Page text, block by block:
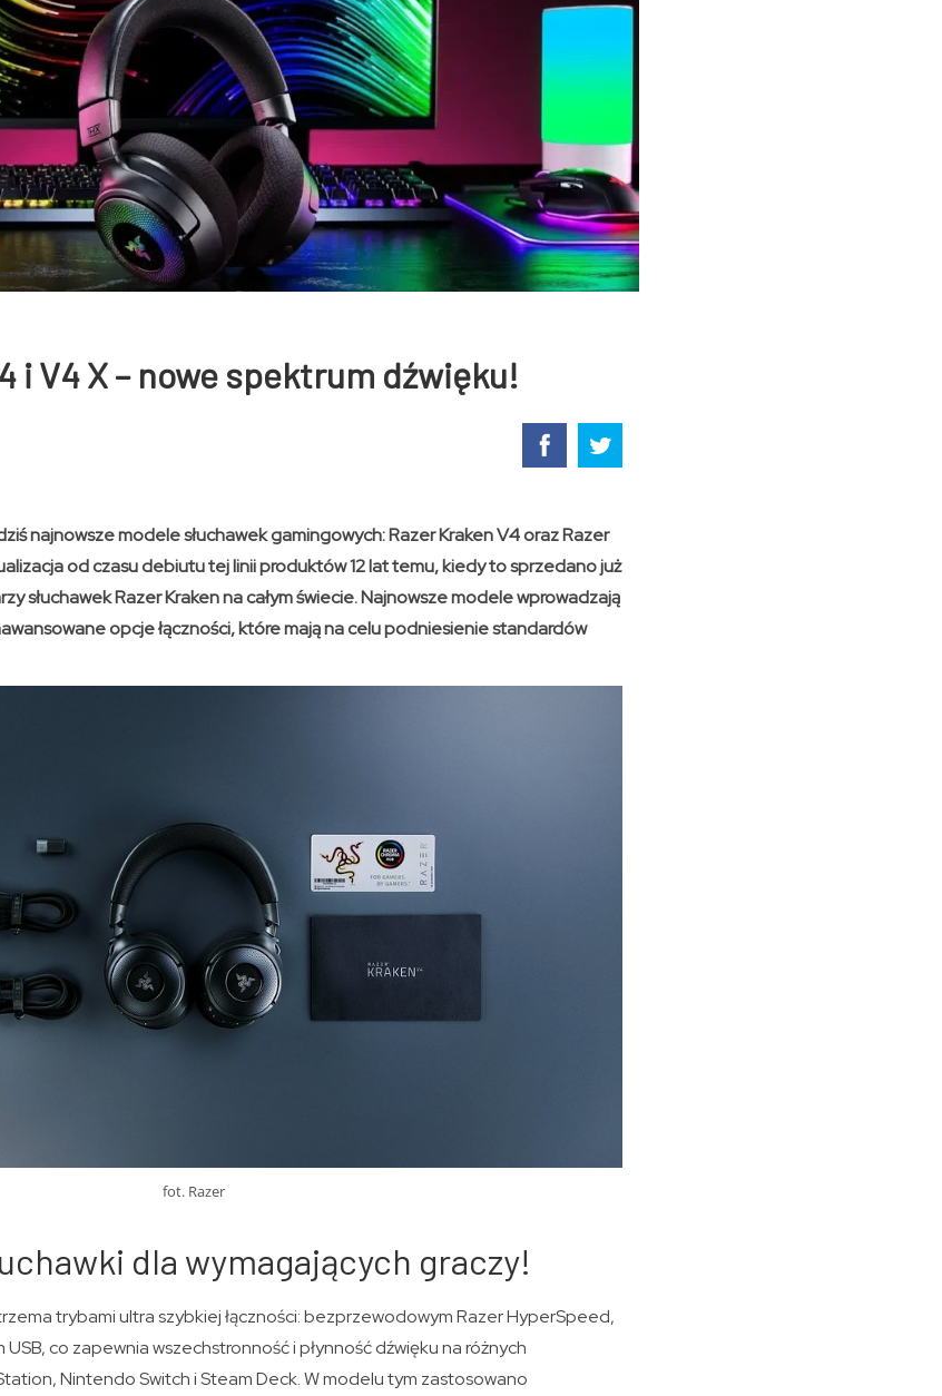
i V4 X – nowe spektrum dźwięku!
najnowsze modele słuchawek gamingowych: Razer Kraken V4 oraz Razer
od czasu debiutu tej linii produktów 12 lat temu, kiedy to sprzedano już
słuchawek Razer Kraken na całym świecie. Najnowsze modele wprowadzają
opcje łączności, które mają na celu podniesienie standardów
fot. Razer
dla wymagających graczy!
trybami ultra szybkiej łączności: bezprzewodowym Razer HyperSpeed,
co zapewnia wszechstronność i płynność dźwięku na różnych
Nintendo Switch i Steam Deck. W modelu tym zastosowano